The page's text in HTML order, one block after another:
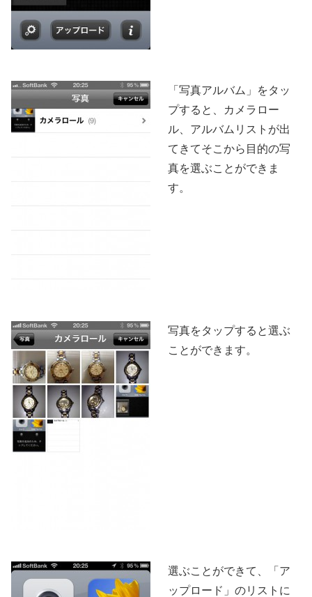
「写真アルバム」をタッ
プすると、カメラロー
ル、アルバムリストが出
てきてそこから目的の写
真を選ぶことができま
す。
写真をタップすると選ぶ
ことができます。
選ぶことができて、「ア
ップロード」のリストに